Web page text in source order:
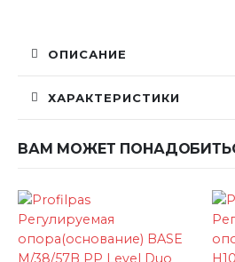
ОПИСАНИЕ
ХАРАКТЕРИСТИКИ
ВАМ МОЖЕТ